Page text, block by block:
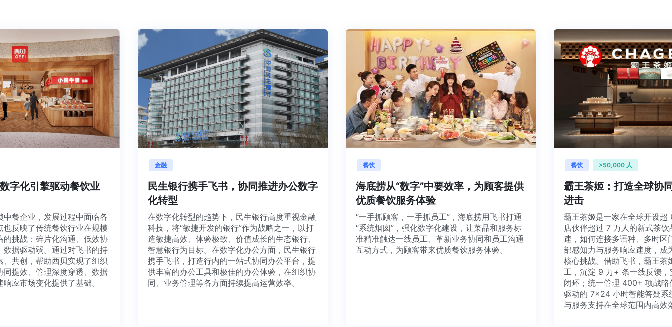
数字化引擎驱动餐饮业
锁中餐企业，发展过程中面临各
点也反映了传统餐饮行业在规模
临的挑战：碎片化沟通、低效协
、数据驱动弱。通过对飞书的持
索、共创，帮助西贝实现了组织
协同提效、管理深度穿透、数据
速响应市场变化提供了基础。
民生银行携手飞书，协同推进办公数字
化转型
在数字化转型的趋势下，民生银行高度重视金融
科技，将“敏捷开发的银行”作为战略之一，以打
造敏捷高效、体验极致、价值成长的生态银行、
智慧银行为目标。在数字化办公方面，民生银行
携手飞书，打造行内的一站式协同办公平台，提
供丰富的办公工具和极佳的办公体验，在组织协
同、业务管理等各方面持续提高运营效率。
海底捞从“数字”中要效率，为顾客提供
优质餐饮服务体验
“一手抓顾客，一手抓员工”，海底捞用飞书打通
“系统烟囱”，强化数字化建设，让菜品和服务标
准精准触达一线员工、革新业务协同和员工沟通
互动方式，为顾客带来优质餐饮服务体验。
>50,000 人
霸王茶姬：打造全球
进击
霸王茶姬是一家在全球开
店伙伴超过 7 万人的新式
速，如何连接多语种、多
部感知力与服务响应速度
核心挑战。借助飞书，霸
工，沉淀 9 万+ 条一线反
闭环；统一管理 400+ 项
驱动的 7×24 小时智能答
与服务支持在全球范围内